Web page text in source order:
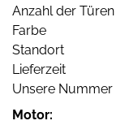
Anzahl der Türen
Farbe
Standort
Lieferzeit
Unsere Nummer
Motor: